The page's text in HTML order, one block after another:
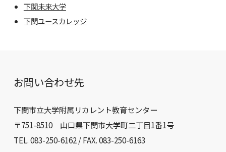
下関未来大学
下関ユースカレッジ
お問い合わせ先
下関市立大学附属リカレント教育センター
〒751-8510 山口県下関市大学町二丁目1番1号
TEL. 083-250-6162 / FAX. 083-250-6163